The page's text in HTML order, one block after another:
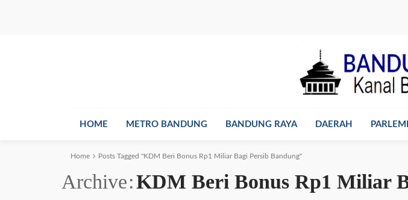
HOME METRO BANDUNG BANDUNG RAYA DAERAH
Home Posts Tagged "KDM Beri Bonus Rp1 Miliar Bagi Persib Bandung"
Archive KDM Beri Bonus Rp1 Miliar